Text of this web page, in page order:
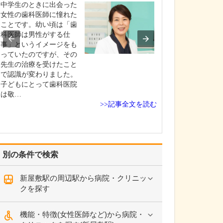
別の条件で検索
新屋敷駅の周辺駅から病院・クリニッ
クを探す
機能・特徴(女性医師など)から病院・
中学生のときに出会った
女性の歯科医師に憧れた
ことです。幼い頃は「歯
科医師は男性がする仕
事」というイメージをも
っていたのですが、その
先生の治療を受けたこと
で認識が変わりました。
子どもにとって歯科医院
は敬…
>>記事全文を読む